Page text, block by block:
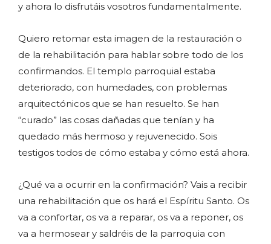
y ahora lo disfrutáis vosotros fundamentalmente.
Quiero retomar esta imagen de la restauración o
de la rehabilitación para hablar sobre todo de los
confirmandos. El templo parroquial estaba
deteriorado, con humedades, con problemas
arquitectónicos que se han resuelto. Se han
“curado” las cosas dañadas que tenían y ha
quedado más hermoso y rejuvenecido. Sois
testigos todos de cómo estaba y cómo está ahora.
¿Qué va a ocurrir en la confirmación? Vais a recibir
una rehabilitación que os hará el Espíritu Santo. Os
va a confortar, os va a reparar, os va a reponer, os
va a hermosear y saldréis de la parroquia con